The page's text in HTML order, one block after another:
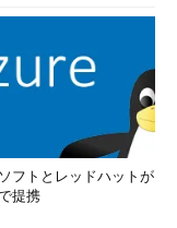
フトとレッドハットが
提携